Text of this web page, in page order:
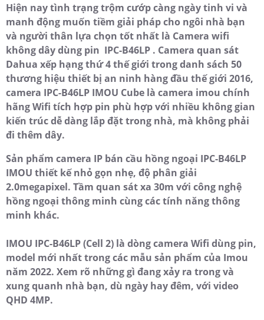
Hiện nay tình trạng trộm cướp càng ngày tinh vi và
manh động muốn tiềm giải pháp cho ngôi nhà bạn
và người thân lựa chọn tốt nhất là Camera wifi
không dây dùng pin IPC-B46LP . Camera quan sát
Dahua xếp hạng thứ 4 thế giới trong danh sách 50
thương hiệu thiết bị an ninh hàng đầu thế giới 2016,
camera IPC-B46LP IMOU Cube là camera imou chính
hãng Wifi tích hợp pin phù hợp với nhiều không gian
kiến trúc dễ dàng lắp đặt trong nhà, mà không phải
đi thêm dây.
Sản phẩm camera IP bán cầu hồng ngoại IPC-B46LP
IMOU thiết kế nhỏ gọn nhẹ, độ phân giải
2.0megapixel. Tầm quan sát xa 30m với công nghệ
hồng ngoại thông minh cùng các tính năng thông
minh khác.
IMOU IPC-B46LP (Cell 2) là dòng camera Wifi dùng pin,
model mới nhất trong các mẫu sản phẩm của Imou
năm 2022. Xem rõ những gì đang xảy ra trong và
xung quanh nhà bạn, dù ngày hay đêm, với video
QHD 4MP.